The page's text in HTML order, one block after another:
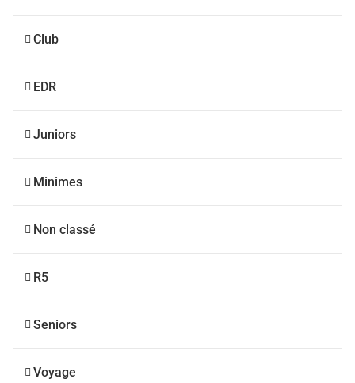
Club
EDR
Juniors
Minimes
Non classé
R5
Seniors
Voyage